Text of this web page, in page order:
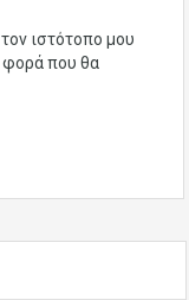
ιστότοπο μου
φορά που θα